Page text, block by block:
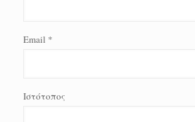
Email *
Ιστότοπος